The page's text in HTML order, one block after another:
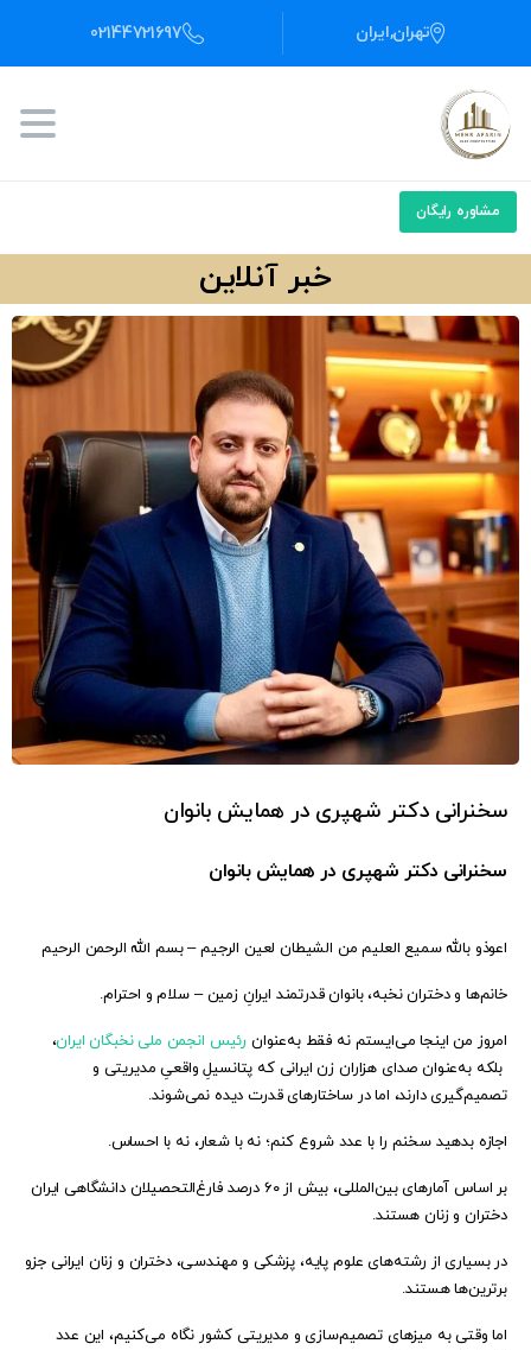
تهران,ایران 02144721697
مشاوره رایگان
خبر آنلاین
سخنرانی دکتر شهپری در همایش بانوان
سخنرانی دکتر شهپری در همایش بانوان
اعوذو بالله سمیع العلیم من الشیطان لعین الرجیم – بسم الله الرحمن الرحیم
خانم‌ها و دختران نخبه، بانوان قدرتمند ایرانِ زمین – سلام و احترام.
امروز من اینجا می‌ایستم نه فقط به‌عنوان رئیس انجمن ملی نخبگان ایران،
بلکه به‌عنوان صدای هزاران زن ایرانی که پتانسیلِ واقعیِ مدیریتی و
تصمیم‌گیری دارند، اما در ساختارهای قدرت دیده نمی‌شوند.
اجازه بدهید سخنم را با عدد شروع کنم؛ نه با شعار، نه با احساس.
بر اساس آمارهای بین‌المللی، بیش از ۶۰ درصد فارغ‌التحصیلان دانشگاهی ایران
دختران و زنان هستند.
در بسیاری از رشته‌های علوم پایه، پزشکی و مهندسی، دختران و زنان ایرانی جزو
برترین‌ها هستند.
اما وقتی به میزهای تصمیم‌سازی و مدیریتی کشور نگاه می‌کنیم، این عدد